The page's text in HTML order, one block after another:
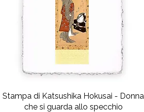
Stampa di Katsushika Hokusai - Donna
che si guarda allo specchio